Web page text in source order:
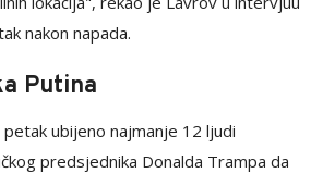
nakon napada.
Putina
ubijeno najmanje 12 ljudi
predsjednika Donalda Trampa da